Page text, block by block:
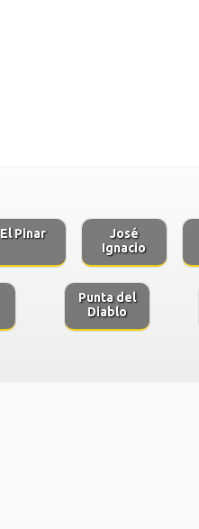
El Pinar
José
Ignacio
Punta del
Diablo